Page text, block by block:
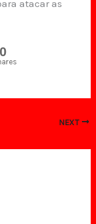
atacar as
0
NEXT